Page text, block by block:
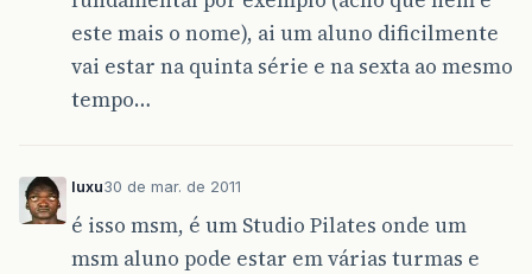
este mais o nome), ai um aluno dificilmente
vai estar na quinta série e na sexta ao mesmo
tempo…
luxu30 de mar. de 2011
é isso msm, é um Studio Pilates onde um
msm aluno pode estar em várias turmas e